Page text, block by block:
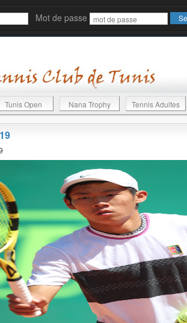
Mot de passe
Tunis Open Nana Trophy Tennis Adultes